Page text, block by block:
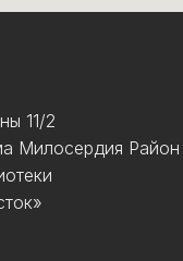
11/2
Милосердия Район